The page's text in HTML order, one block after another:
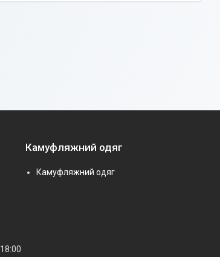
Камуфляжний одяг
Камуфляжний одяг
18:00